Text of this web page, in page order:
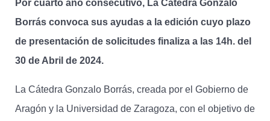
Por cuarto año consecutivo, La Cátedra Gonzalo
Borrás convoca sus ayudas a la edición cuyo plazo
de presentación de solicitudes finaliza a las 14h. del
30 de Abril de 2024.
La Cátedra Gonzalo Borrás, creada por el Gobierno de
Aragón y la Universidad de Zaragoza, con el objetivo de